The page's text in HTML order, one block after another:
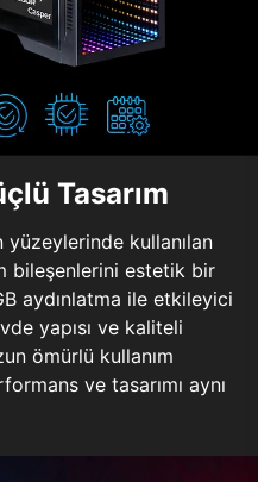
Tasarım
yüzeylerinde kullanılan
bileşenlerini estetik bir
aydınlatma ile etkileyici
yapısı ve kaliteli
ömürlü kullanım
ve tasarımı aynı